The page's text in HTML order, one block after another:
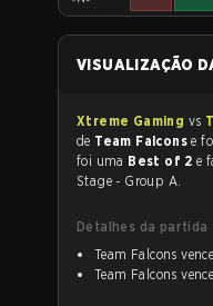
VISUALIZAÇÃO
Xtreme Gaming vs
de Team Falcons
foi uma Best of 2e
Stage - Group A.
Detalhes da partida
Team Falcons
Team Falcons